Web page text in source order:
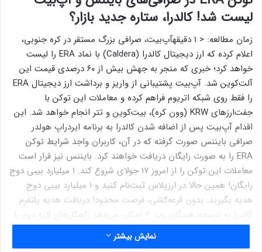
لیست شد! کالدرا، ستاره جدید بازار؟
زمان مطالعه: < 1 دقیقهآپ‌بیت، صرافی بزرگ مستقر در کره‌ جنوبی،
اعلام کرده که ارز دیجیتال کالدرا (Caldera) با نماد ERA را لیست
خواهد کرد؛ خبری که منجر به جهش بیش از ۶۰ درصدی قیمت این
آلت‌کوین شد. آپ‌بیت پشتیبانی از واریز و برداشت ارز دیجیتال ERA
را فقط روی شبکه اتریوم فراهم کرده و معاملات این توکن با
جفت‌ارزهای KRW (وون کره)، بیت‌کوین و تتر انجام خواهد شد. این
اقدام آپ‌بیت پس از اضافه شدن کالدرا به برنامه ایردراپ هولدر
صرافی بایننس صورت گرفته که در آن، کاربران واجد شرایط توکن
ERA را به صورت رایگان دریافت خواهند کرد. بایننس نیز قرار است
معاملات این توکن را از امروز ۱۷ جولای شروع کند. ۱ میلیارد بیبی دوج
رایگان! همین حالا در ارزپلاس ثبت‌نام کنید و ۱ میلیارد بیبی دوج
هدیه بگیرید. بدون قرعه‌کشی، فرصت محدود! دریافت هدیه پلتفرم
کالدرا به توسعه‌دهندگان وب ۳ امکان می‌دهد راهکارهای لایه دوم را
سریع و سفارشی بسازند. ارز دیجیتال ERA برای پرداخت کارمزدهای
شبکه، استیکینگ و مشارکت در مدیریت اکوسیستم کاربرد دارد. با
نمایش بیشتر